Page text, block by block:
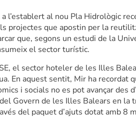
l’establert al nou Pla Hidrològic
projectes que apostin per la
que, segons un estudi de la
el sector turístic.
el sector hoteler de les Illes
En aquest sentit, Mir ha recordat
i socials no es pot avançar des
Govern de les Illes Balears en la
del paquet d’ajuts dotat amb 8